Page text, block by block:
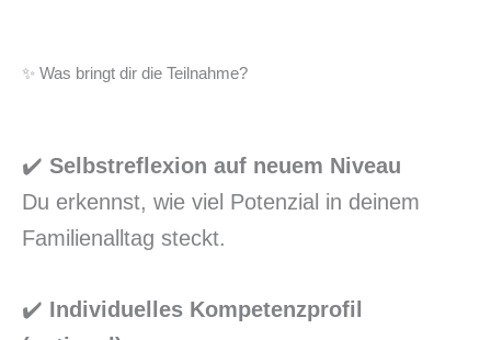
✨ Was bringt dir die Teilnahme?
✔️ Selbstreflexion auf neuem Niveau
Du erkennst, wie viel Potenzial in deinem
Familienalltag steckt.
✔️ Individuelles Kompetenzprofil